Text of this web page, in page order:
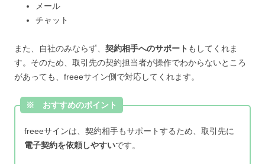
メール
チャット
また、自社のみならず、 契約相手へのサポート もしてくれま
す。そのため、取引先の契約担当者が操作でわからないところ
があっても、freeeサイン側で対応してくれます。
※ おすすめのポイント
freeeサインは、契約相手もサポートするため、取引先に
電子契約を依頼しやすいです。